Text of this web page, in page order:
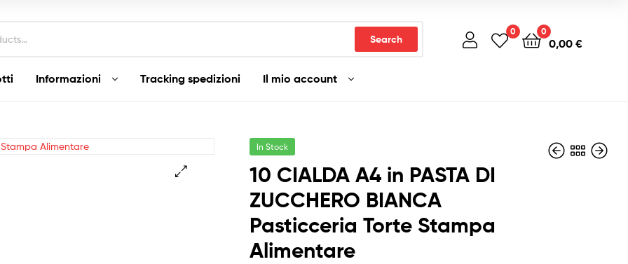
Search
0 0
0,00 €
Informazioni Tracking spedizioni Il mio account
In Stock
10 CIALDA A4 in PASTA DI
ZUCCHERO BIANCA
Pasticceria Torte Stampa
Alimentare